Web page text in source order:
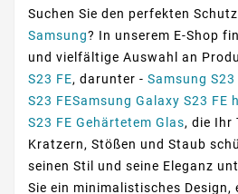
Suchen Sie den perfekten
Samsung? In unserem E-Shop
und vielfältige Auswahl an
S23 FE, darunter - Samsung S23
S23 FESamsung Galaxy S23 FE
S23 FE Gehärtetem Glas, die Ihr
Kratzern, Stößen und Staub
seinen Stil und seine Eleganz
Sie ein minimalistisches Design,